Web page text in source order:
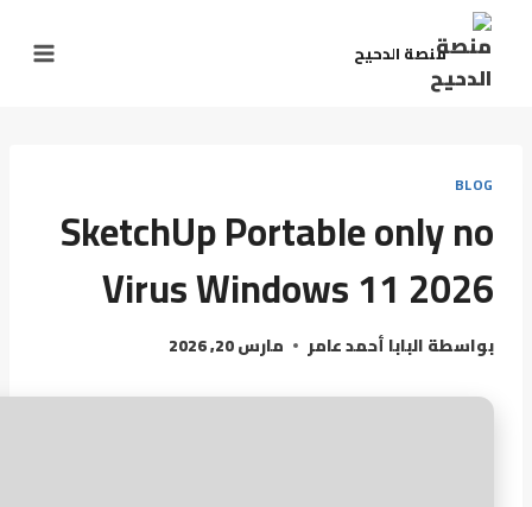
التجاوز
المحتوى
منصة الدحيح
BLOG
SketchUp Portable only no
Virus Windows 11 2026
بواسطةالبابا أحمد عامر مارس 20, 2026